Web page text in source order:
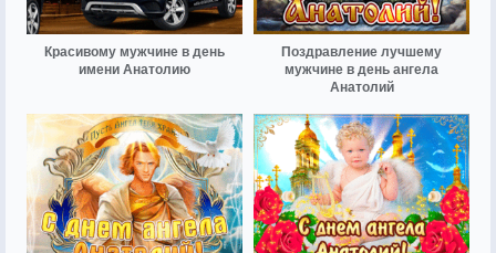
Красивому мужчине в день
имени Анатолию
Поздравление лучшему
мужчине в день ангела
Анатолий